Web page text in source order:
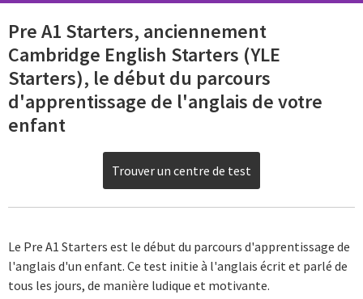
Pre A1 Starters, anciennement
Cambridge English Starters (YLE
Starters), le début du parcours
d'apprentissage de l'anglais de votre
enfant
Trouver un centre de test
Le Pre A1 Starters est le début du parcours d'apprentissage de
l'anglais d'un enfant. Ce test initie à l'anglais écrit et parlé de
tous les jours, de manière ludique et motivante.